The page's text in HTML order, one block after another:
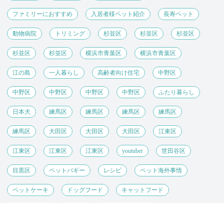
ファミリーにおすすめ 入居者様ペット紹介 長寿ペット
動物病院 トリミング 杉並区 杉並区 杉並区
杉並区 杉並区 横浜市青葉区 横浜市青葉区
江の島 一人暮らし 高齢者向け住宅 中野区
中野区 中野区 中野区 中野区 ふたり暮らし
日本犬 練馬区 練馬区 練馬区 練馬区
練馬区 大田区 大田区 大田区 江東区
江東区 江東区 江東区 youtuber 世田谷区
目黒区 ペットバギー レシピ ペット海外事情
ペットケーキ ドッグフード キャットフード